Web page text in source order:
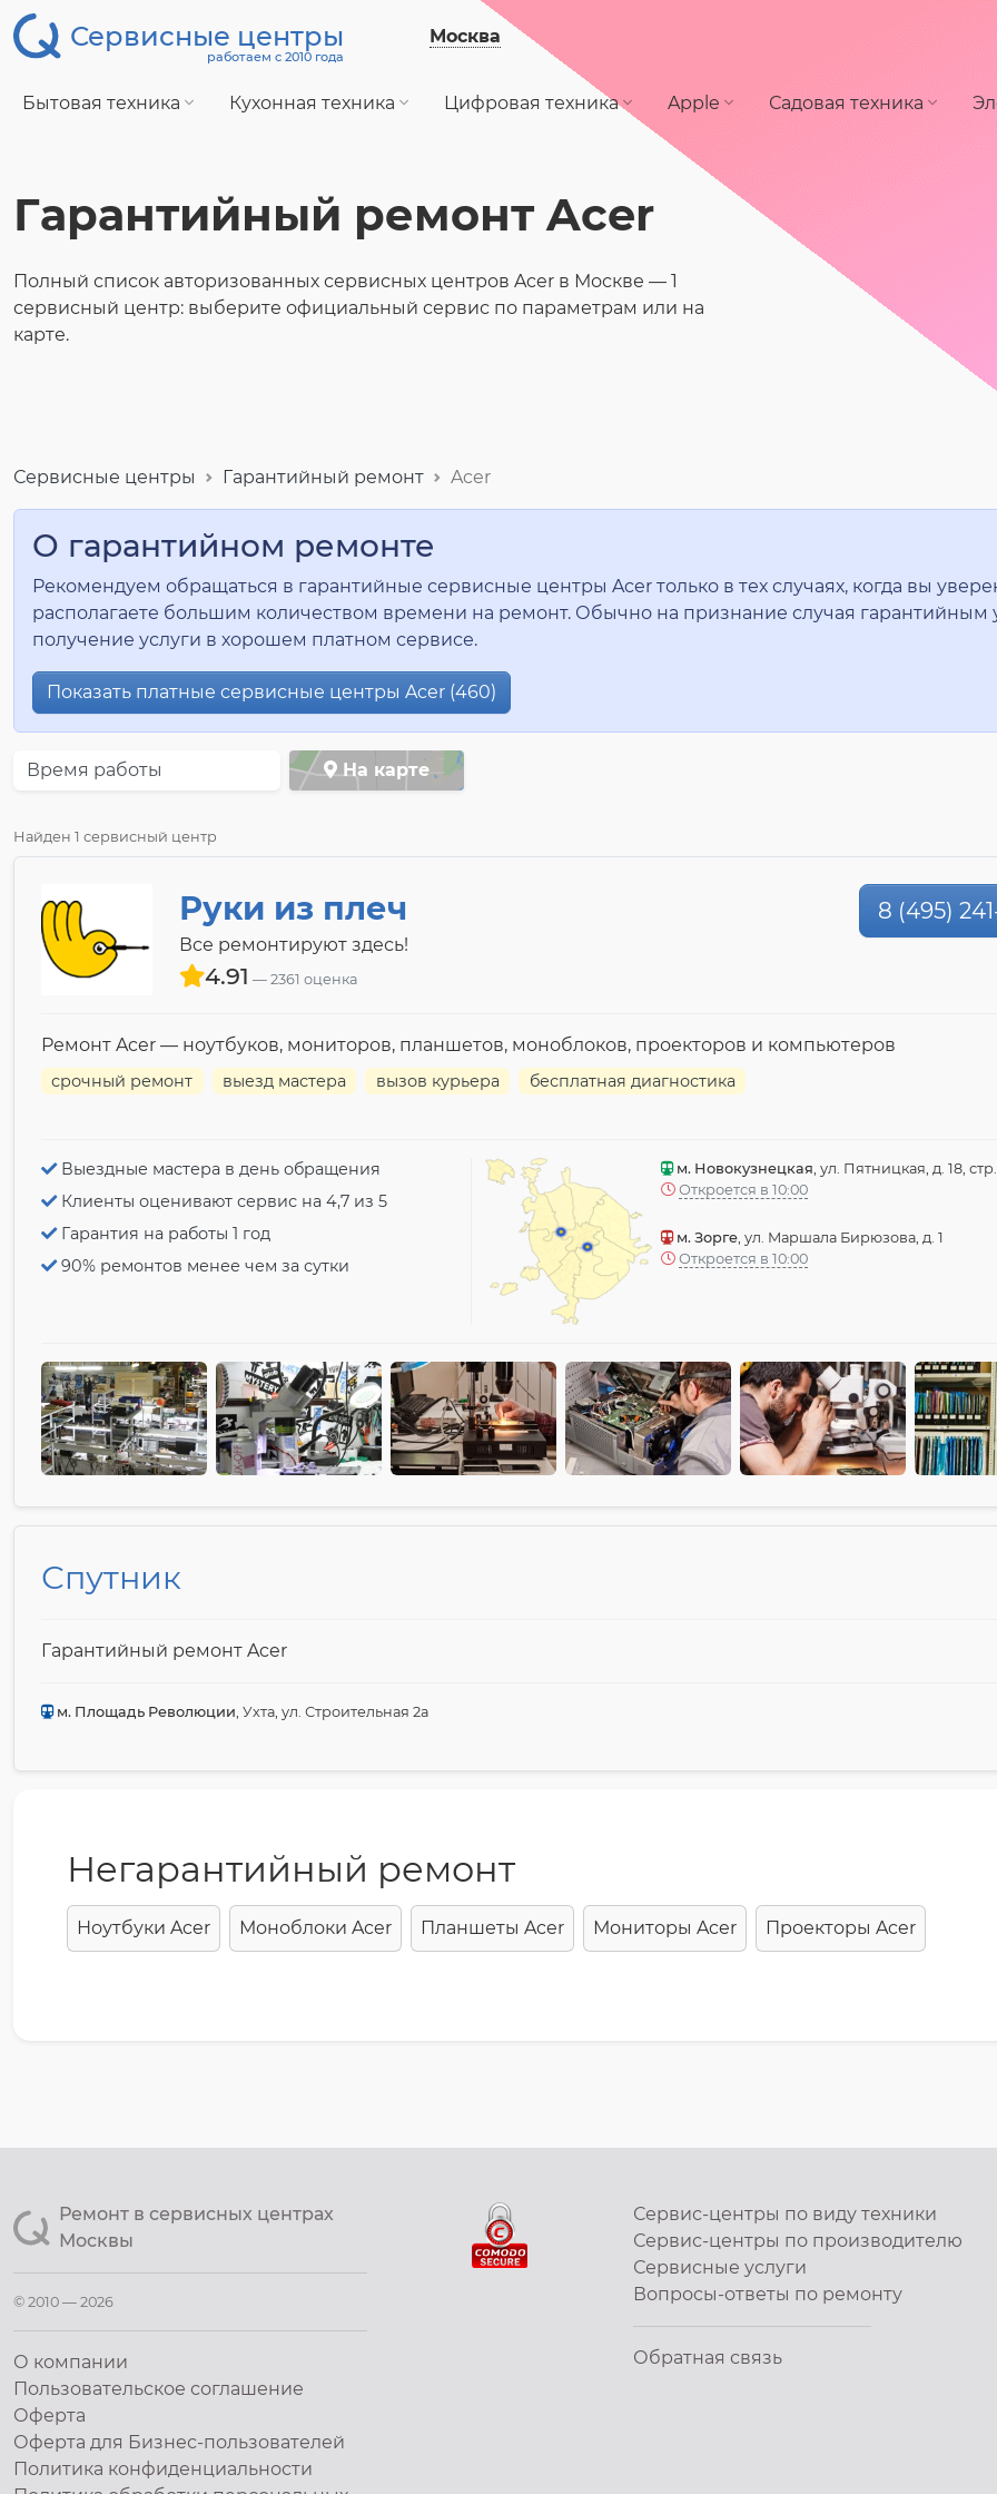
Сервисные центры
работаем с 2010 года
Москва
Бытовая техника Кухонная техника Цифровая техника Apple Садовая техника
Гарантийный ремонт Acer
Полный список авторизованных сервисных центров Acer в Москве — 1
сервисный центр: выберите официальный сервис по параметрам или на
карте.
Сервисные центры Гарантийный ремонт Acer
О гарантийном ремонте
Рекомендуем обращаться в гарантийные сервисные центры Acer только в тех случаях, когда вы
располагаете большим количеством времени на ремонт. Обычно на признание случая
получение услуги в хорошем платном сервисе.
Показать платные сервисные центры Acer (460)
Время работы На карте
Найден 1 сервисный центр
Руки из плеч
Все ремонтируют здесь!
4.91 2361 оценка
8 (495)
Ремонт Acer — ноутбуков, мониторов, планшетов, моноблоков, проекторов и компьютеров
срочный ремонт выезд мастера вызов курьера бесплатная диагностика
Выездные мастера в день обращения
Клиенты оценивают сервис на 4,7 из 5
Гарантия на работы 1 год
90% ремонтов менее чем за сутки
м. Новокузнецкая, ул. Пятницкая, д. 18,
Откроется в 10:00
м. Зорге, ул. Маршала Бирюзова, д. 1
Откроется в 10:00
Спутник
Гарантийный ремонт Acer
м. Площадь Революции , Ухта, ул. Строительная 2а
Негарантийный ремонт
Ноутбуки Acer Моноблоки Acer Планшеты Acer Мониторы Acer Проекторы Acer
Ремонт в сервисных центрах
Москвы
© 2010 — 2026
О компании
Пользовательское соглашение
Оферта
Оферта для Бизнес-пользователей
Политика конфиденциальности
Сервис-центры по виду техники
Сервис-центры по производителю
Сервисные услуги
Вопросы-ответы по ремонту
Обратная связь